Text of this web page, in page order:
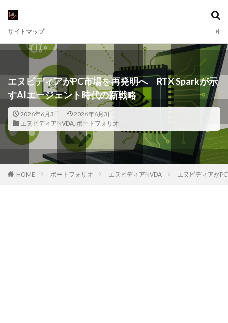
サイトマップ
エヌビディアがPC市場を再発明へ RTX Sparkが示
すAIエージェント時代の新戦略
2026年6月3日
2026年6月3日
エヌビディアNVDA, ポートフォリオ
HOME ポートフォリオ エヌビディアNVDA エヌビディアが